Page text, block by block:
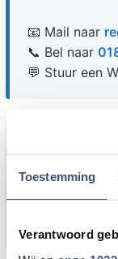
Toestemming
Verantwoord
📧 Mail naar
📞 Bel naar
💬 Stuur een
kom je een
kijken er graag